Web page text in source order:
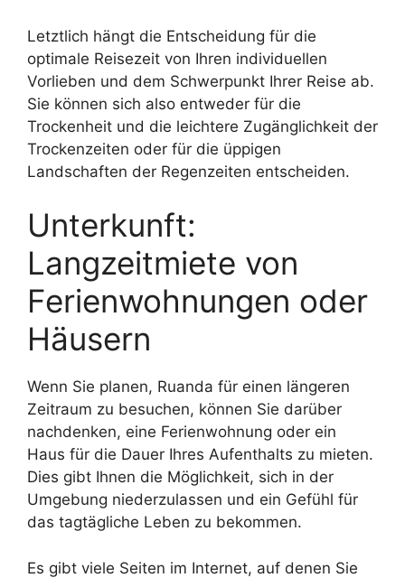
Letztlich hängt die Entscheidung für die
optimale Reisezeit von Ihren individuellen
Vorlieben und dem Schwerpunkt Ihrer Reise ab.
Sie können sich also entweder für die
Trockenheit und die leichtere Zugänglichkeit der
Trockenzeiten oder für die üppigen
Landschaften der Regenzeiten entscheiden.
Unterkunft:
Langzeitmiete von
Ferienwohnungen oder
Häusern
Wenn Sie planen, Ruanda für einen längeren
Zeitraum zu besuchen, können Sie darüber
nachdenken, eine Ferienwohnung oder ein
Haus für die Dauer Ihres Aufenthalts zu mieten.
Dies gibt Ihnen die Möglichkeit, sich in der
Umgebung niederzulassen und ein Gefühl für
das tagtägliche Leben zu bekommen.
Es gibt viele Seiten im Internet, auf denen Sie